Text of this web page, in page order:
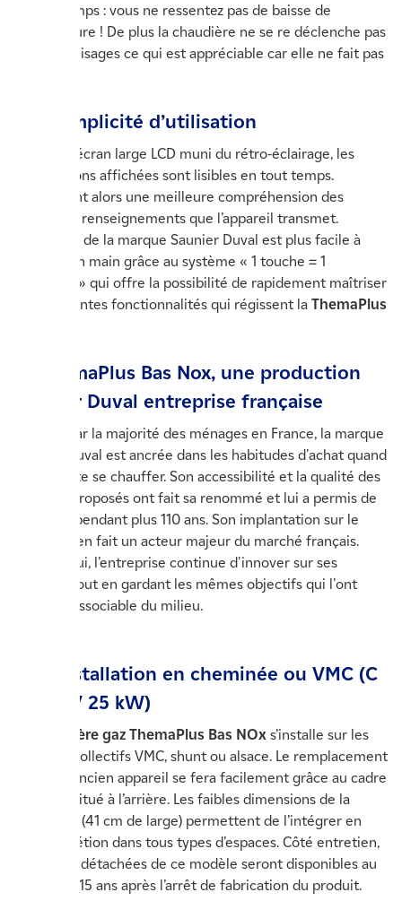
même temps : vous ne ressentez pas de baisse de
température ! De plus la chaudière ne se re déclenche pas
entre 2 puisages ce qui est appréciable car elle ne fait pas
Une simplicité d’utilisation
Avec son écran large LCD muni du rétro-éclairage, les
informations affichées sont lisibles en tout temps.
Permettant alors une meilleure compréhension des
différents renseignements que l’appareil transmet.
L’interface de la marque Saunier Duval est plus facile à
prendre en main grâce au système « 1 touche = 1
fonctions » qui offre la possibilité de rapidement maîtriser
les différentes fonctionnalités qui régissent la ThemaPlus
La ThemaPlus Bas Nox, une production
Saunier Duval entreprise française
Connue par la majorité des ménages en France, la marque
Saunier Duval est ancrée dans les habitudes d'achat quand
on souhaite se chauffer. Son accessibilité et la qualité des
produits proposés ont fait sa renommé et lui a permis de
perdurer pendant plus 110 ans. Son implantation sur le
territoire en fait un acteur majeur du marché français.
Aujourd'hui, l’entreprise continue d'innover sur ses
produits tout en gardant les mêmes objectifs qui l'ont
rendu indissociable du milieu.
Une installation en cheminée ou VMC (C
25 ou V 25 kW)
chaudière gaz ThemaPlus Bas NOx s’installe sur les
conduits collectifs VMC, shunt ou alsace. Le remplacement
de votre ancien appareil se fera facilement grâce au cadre
écarteur situé à l’arrière. Les faibles dimensions de la
chaudière (41 cm de large) permettent de l’intégrer en
tout discrétion dans tous types d’espaces. Côté entretien,
les pièces détachées de ce modèle seront disponibles au
minimum 15 ans après l’arrêt de fabrication du produit.